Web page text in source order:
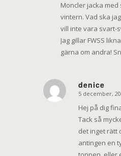
Moncler jacka
vintern. Vad ska
vill inte vara svart-
Jag gillar FWSS
gärna om andra!
denice
says:
5 december,
Hej på dig
Tack så
det inget rätt
antingen en